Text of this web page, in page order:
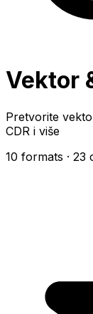
Vektor
Pretvorite
CDR i više
10 formats · 23